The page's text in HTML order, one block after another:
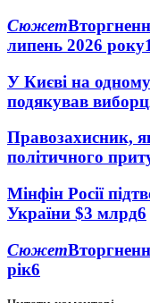
Сюжет
липень 2026 року
У Києві на
подякував
Правозахисник,
політичного
Мінфін Росії
України $3 млрд6
Сюжет
рік6